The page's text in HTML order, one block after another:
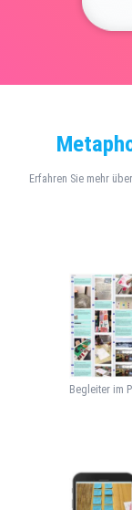
Erfahren Sie mehr
Begleiter im